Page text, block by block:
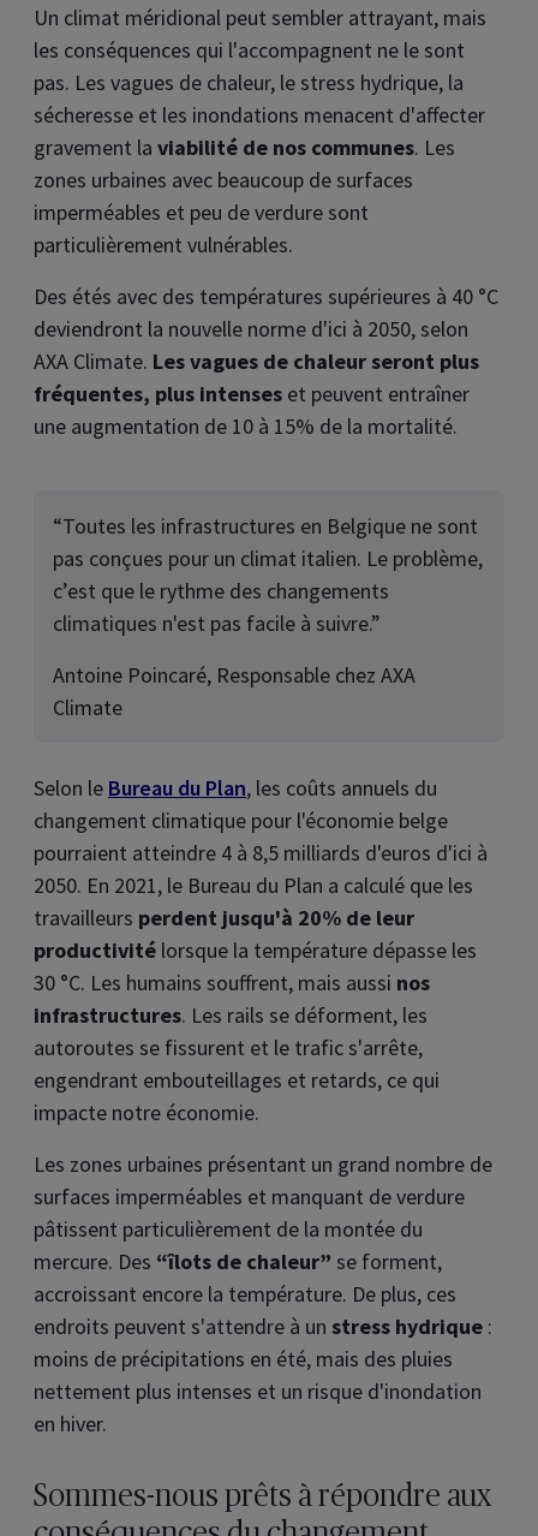
Un climat méridional peut sembler attrayant, mais
les conséquences qui l'accompagnent ne le sont
pas. Les vagues de chaleur, le stress hydrique, la
sécheresse et les inondations menacent d'affecter
gravement la viabilité de nos communes. Les
zones urbaines avec beaucoup de surfaces
imperméables et peu de verdure sont
particulièrement vulnérables.
Des étés avec des températures supérieures à 40 °C
deviendront la nouvelle norme d'ici à 2050, selon
AXA Climate. Les vagues de chaleur seront plus
fréquentes, plus intenses et peuvent entraîner
une augmentation de 10 à 15% de la mortalité.
“Toutes les infrastructures en Belgique ne sont
pas conçues pour un climat italien. Le problème,
c’est que le rythme des changements
climatiques n'est pas facile à suivre.”
Antoine Poincaré, Responsable chez AXA
Climate
Selon le Bureau du Plan, les coûts annuels du
changement climatique pour l'économie belge
pourraient atteindre 4 à 8,5 milliards d'euros d'ici à
2050. En 2021, le Bureau du Plan a calculé que les
travailleurs perdent jusqu'à 20% de leur
productivité lorsque la température dépasse les
30 °C. Les humains souffrent, mais aussi nos
infrastructures. Les rails se déforment, les
autoroutes se fissurent et le trafic s'arrête,
engendrant embouteillages et retards, ce qui
impacte notre économie.
Les zones urbaines présentant un grand nombre de
surfaces imperméables et manquant de verdure
pâtissent particulièrement de la montée du
mercure. Des “îlots de chaleur” se forment,
accroissant encore la température. De plus, ces
endroits peuvent s'attendre à un stress hydrique :
moins de précipitations en été, mais des pluies
nettement plus intenses et un risque d'inondation
en hiver.
Sommes-nous prêts à répondre aux